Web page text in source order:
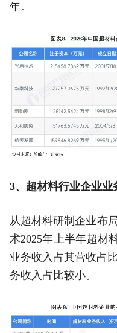
年。
3、超材料行业企业业
从超材料研制企业布
术2025年上半年超材
业务收入占其营收占
务收入占比较小。